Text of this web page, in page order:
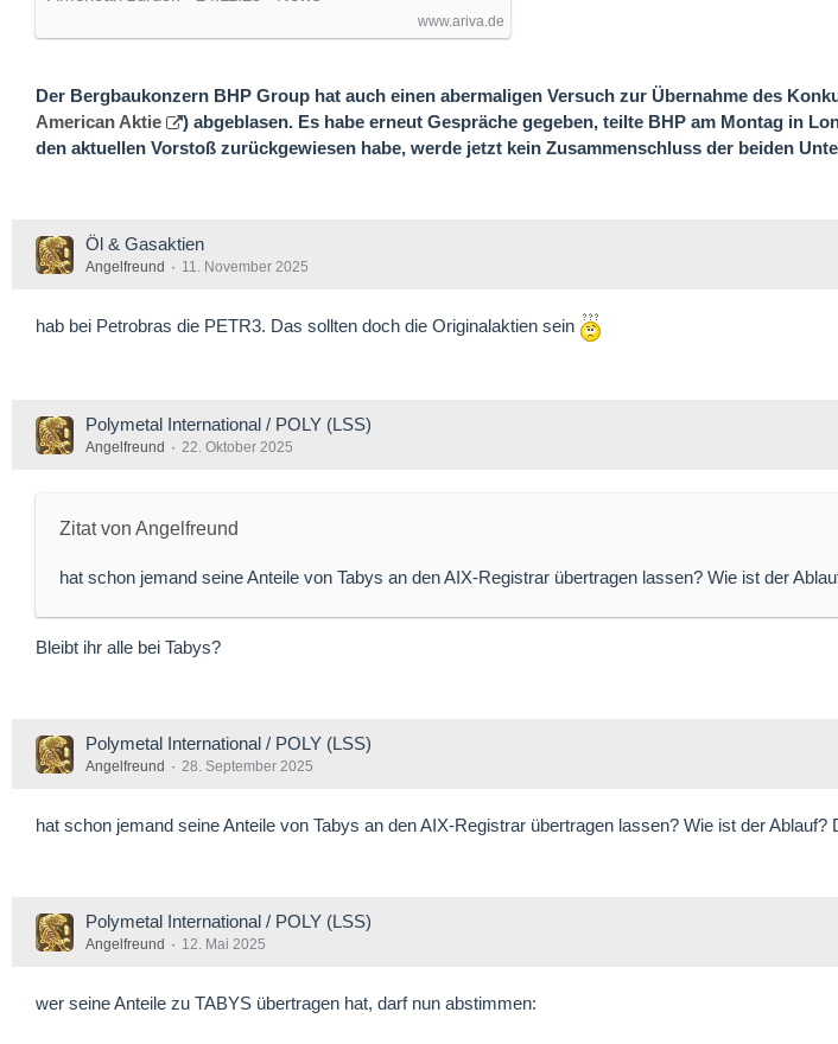
www.ariva.de
Der Bergbaukonzern BHP Group hat auch einen abermaligen Versuch zur Übernahme des
American Aktie
) abgeblasen. Es habe erneut Gespräche gegeben, teilte BHP am Montag in
den aktuellen Vorstoß zurückgewiesen habe, werde jetzt kein Zusammenschluss der beiden
Öl & Gasaktien
Angelfreund 11. November 2025
hab bei Petrobras die PETR3. Das sollten doch die Originalaktien sein
Polymetal International / POLY (LSS)
Angelfreund 22. Oktober 2025
Zitat von Angelfreund
hat schon jemand seine Anteile von Tabys an den AIX-Registrar übertragen lassen? Wie ist der
Bleibt ihr alle bei Tabys?
Polymetal International / POLY (LSS)
Angelfreund 28. September 2025
hat schon jemand seine Anteile von Tabys an den AIX-Registrar übertragen lassen? Wie ist der Ablauf?
Polymetal International / POLY (LSS)
Angelfreund 12. Mai 2025
wer seine Anteile zu TABYS übertragen hat, darf nun abstimmen: